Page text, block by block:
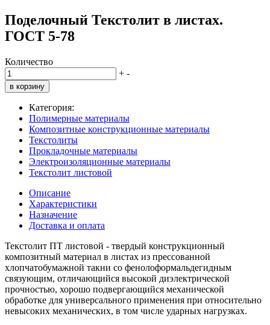
Поделочный Текстолит в листах.
ГОСТ 5-78
Количество
+ -
в корзину
Категория:
Полимерные материалы
Композитные конструкционные материалы
Текстолиты
Прокладочные материалы
Электроизоляционные материалы
Текстолит листовой
Описание
Характеристики
Назначение
Доставка и оплата
Текстолит ПТ листовой - твердый конструкционный
композитный материал в листах из прессованной
хлопчатобумажной такни со фенолоформальдегидным
связующим, отличающийся высокой диэлектрической
прочностью, хорошо подвергающийся механической
обработке для универсального применения при относительно
невысоких механических, в том числе ударных нагрузках.